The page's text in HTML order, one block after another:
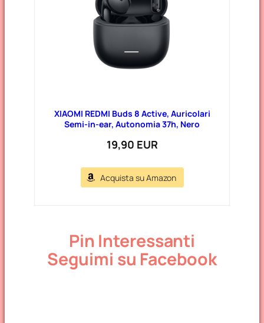
XIAOMI REDMI Buds 8 Active, Auricolari
Semi-in-ear, Autonomia 37h, Nero
19,90 EUR
Acquista su Amazon
Pin Interessanti
Seguimi su Facebook